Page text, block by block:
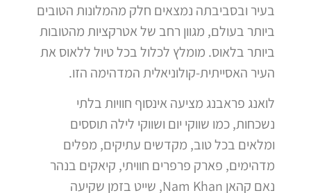
בעיר ובסביבתה נמצאים חלק מהמלונות הטובים
ביותר בעולם, מגוון רחב של אטרקציות מהטובות
ביותר בלאוס. מומלץ לכלול בכל טיול ללאוס את
העיר האסייתית-קולוניאלית המדהימה הזו.
לואנג פראבנג מציעה אינסוף חוויות בלתי
נשכחות, כמו שווקי יום ושווקי לילה תוססים
ומלאים בכל טוב, מקדשים עתיקים, מפלים
מדהימים, פארק פרפרים חוויתי, קיאקים בנהר
נאם קהאן Nam Khan, שייט בזמן שקיעה